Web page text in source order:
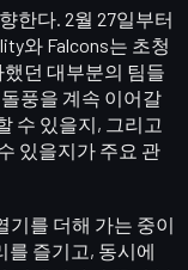
한다. 2월 27일부터
와 Falcons는 초청
던 대부분의 팀들
풍을 계속 이어갈
수 있을지, 그리고
있을지가 주요 관
기를 더해 가는 중이
를 즐기고, 동시에